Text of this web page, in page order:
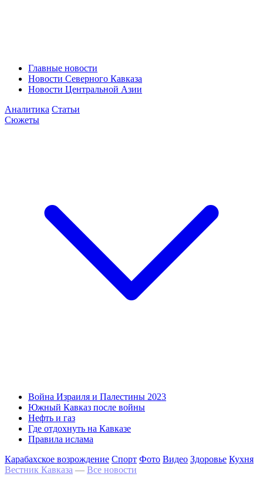
Главные новости
Новости Северного Кавказа
Новости Центральной Азии
Аналитика Статьи
Сюжеты
Война Израиля и Палестины 2023
Южный Кавказ после войны
Нефть и газ
Где отдохнуть на Кавказе
Правила ислама
Карабахское возрождение Спорт Фото Видео Здоровье Кухня
Вестник Кавказа — Все новости